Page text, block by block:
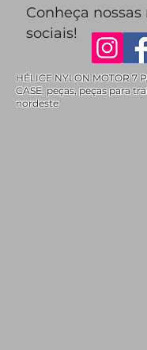
Conheça nossas
sociais!
HÉLICE NYLON MOTOR 7
CASE, peças, peças para
nordeste